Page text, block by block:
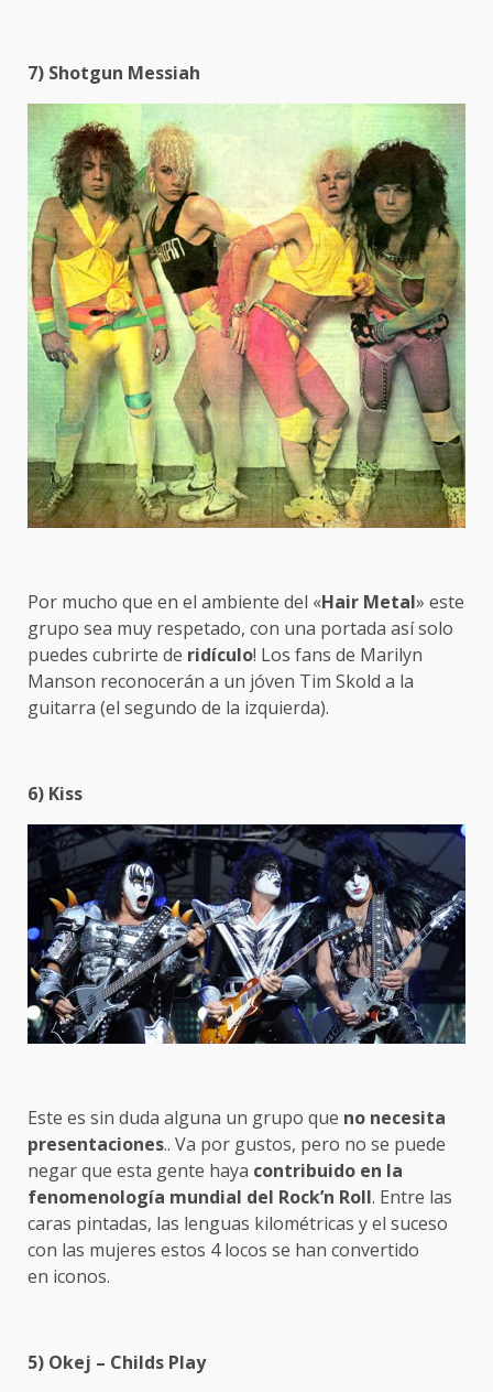
7) Shotgun Messiah
Por mucho que en el ambiente del «Hair Metal» este
grupo sea muy respetado, con una portada así solo
puedes cubrirte de ridículo! Los fans de Marilyn
Manson reconocerán a un jóven Tim Skold a la
guitarra (el segundo de la izquierda).
6) Kiss
Este es sin duda alguna un grupo que no necesita
presentaciones.. Va por gustos, pero no se puede
negar que esta gente haya contribuido en la
fenomenología mundial del Rock’n Roll. Entre las
caras pintadas, las lenguas kilométricas y el suceso
con las mujeres estos 4 locos se han convertido
en iconos.
5) Okej – Childs Play